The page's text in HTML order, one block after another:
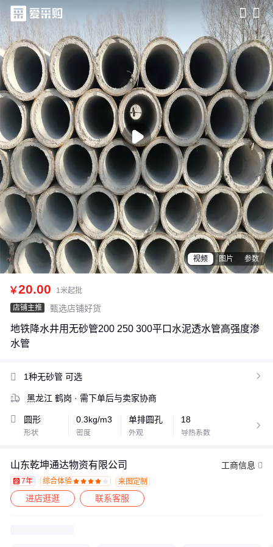
滑动查看更多详情

视频 图片 参数
￥20.00
1米起批
店铺主推
甄选店铺好货
地铁降水井用无砂管200 250 300平口水泥透水管高强度渗
水管
1种无砂管 可选 
黑龙江 鹤岗 · 需下单后与卖家协商
圆形
形状
0.3kg/m3
密度
单排圆孔
外观
18
导热系数

山东乾坤通达物资有限公司 工商信息
7年 综合体验     
    来图定制
进店逛逛 联系客服